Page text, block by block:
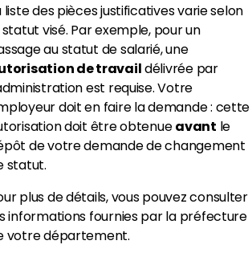
liste des pièces justificatives varie selon
statut visé. Par exemple, pour un
au statut de salarié, une
de travaildélivrée par
est requise.Votre
doit en faire la demande : cette
doit être obtenueavant le
de votre demande de changement
statut.
plus de détails, vous pouvez consulter
informations fournies par la préfecture
votre département.